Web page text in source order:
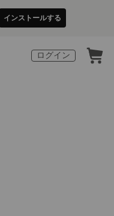
インストールする
ログイン